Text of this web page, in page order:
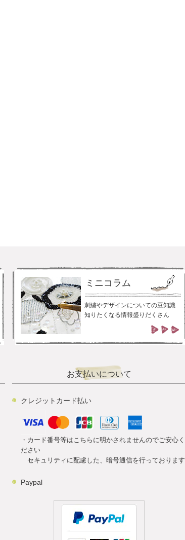
ミニコラム
刺繍やデザインについての豆知識
知りたくなる情報盛りだくさん
お支払いについて
クレジットカード払い
・カード番号等はこちらに明かされませんのでご安心く
ださい
セキュリティに配慮した、暗号通信を行っております
Paypal